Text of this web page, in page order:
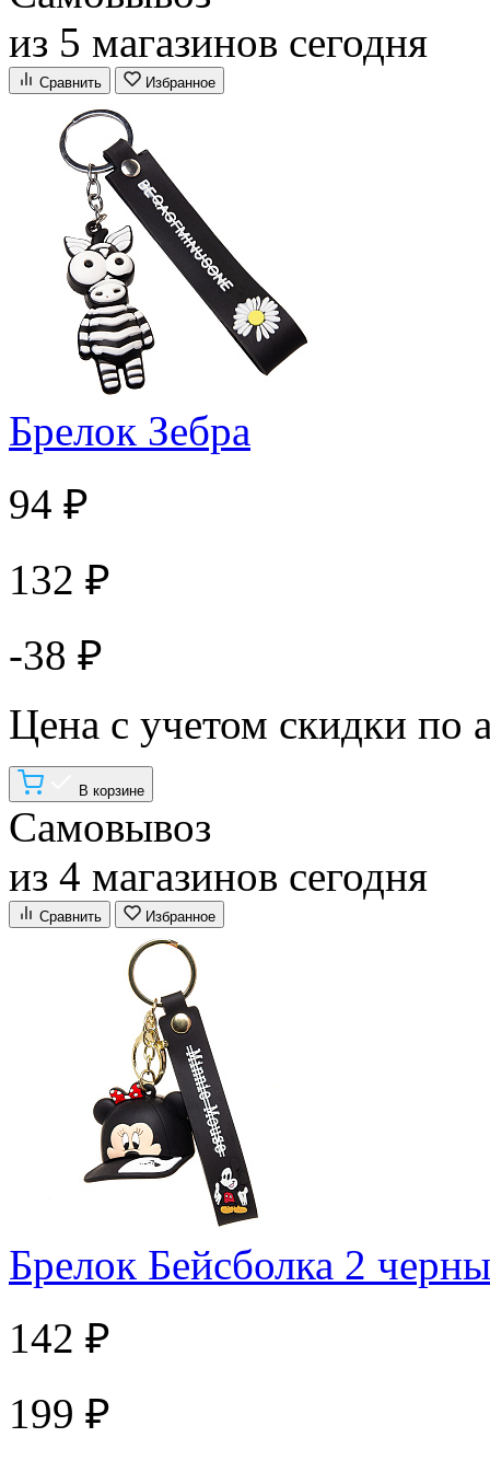
из 5 магазинов сегодня
Сравнить Избранное
Брелок Зебра
94 ₽
132 ₽
-38 ₽
Цена с учетом скидки по
В корзине
Самовывоз
из 4 магазинов сегодня
Сравнить Избранное
Брелок Бейсболка 2
142 ₽
199 ₽